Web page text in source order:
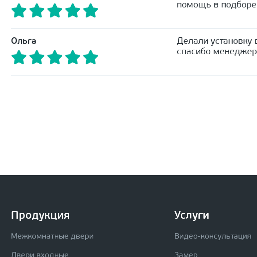
помощь в подборе
Ольга
Делали
спасибо
Продукция
Межкомнатные двери
Услуги
Видео-консультация